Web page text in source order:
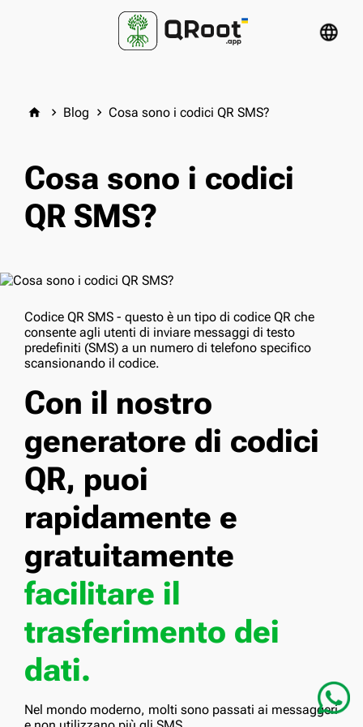
language
home keyboard_arrow_right Blog keyboard_arrow_right Cosa sono i codici QR SMS?
Cosa sono i codici
QR SMS?
Codice QR SMS - questo è un tipo di codice QR che
consente agli utenti di inviare messaggi di testo
predefiniti (SMS) a un numero di telefono specifico
scansionando il codice.
Con il nostro
generatore di codici
QR, puoi
rapidamente e
gratuitamente
facilitare il
trasferimento dei
dati.
Nel mondo moderno, molti sono passati ai messaggeri